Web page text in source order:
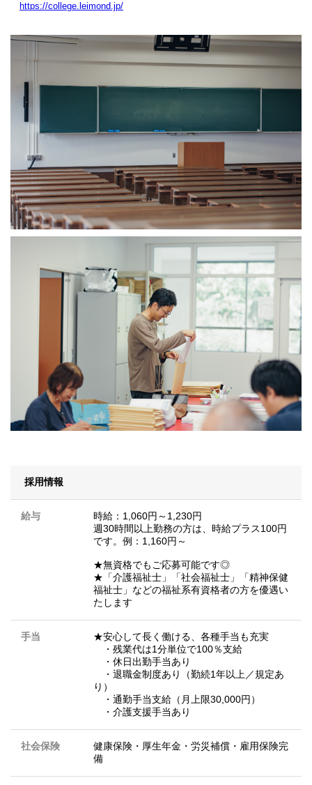
https://college.leimond.jp/
採用情報
給与
時給：1,060円～1,230円
週30時間以上勤務の方は、時給プラス100円
です。例：1,160円～
★無資格でもご応募可能です◎
★「介護福祉士」「社会福祉士」「精神保健
福祉士」などの福祉系有資格者の方を優遇い
たします
手当
★安心して長く働ける、各種手当も充実
・残業代は1分単位で100％支給
・休日出勤手当あり
・退職金制度あり（勤続1年以上／規定あ
り）
・通勤手当支給（月上限30,000円）
・介護支援手当あり
社会保険
健康保険・厚生年金・労災補償・雇用保険完
備